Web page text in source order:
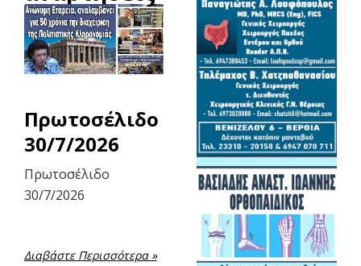
Πρωτοσέλιδο
30/7/2026
Πρωτοσέλιδο
30/7/2026
Διαβάστε Περισσότερα »